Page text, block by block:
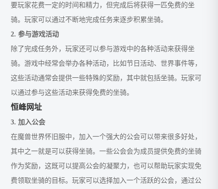
要玩家花费一定的时间和精力，但完成后将获得一匹免费的坐
骑。玩家可以通过不断地完成任务来逐步积累坐骑。
2. 参与游戏活动
除了完成任务外，玩家还可以参与游戏中的各种活动来获得坐
骑。游戏中经常会举办各种活动，比如节日活动、世界事件等，
这些活动通常会提供一些特殊的奖励，其中就包括坐骑。玩家可
以通过参与这些活动来获得免费的坐骑。
恒峰网址
3. 加入公会
在魔兽世界怀旧服中，加入一个强大的公会可以带来很多好处，
其中之一就是可以获得坐骑。一些公会会为成员提供免费的坐骑
作为奖励，这既可以提高公会的凝聚力，也可以帮助玩家实现免
费领取坐骑的目标。玩家可以选择加入一个活跃的公会，通过公